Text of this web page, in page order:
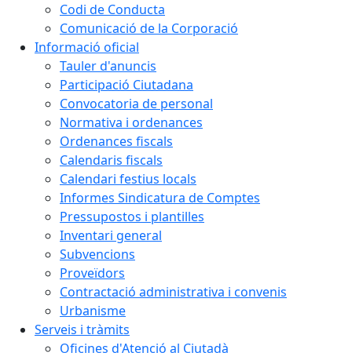
Codi de Conducta
Comunicació de la Corporació
Informació oficial
Tauler d'anuncis
Participació Ciutadana
Convocatoria de personal
Normativa i ordenances
Ordenances fiscals
Calendaris fiscals
Calendari festius locals
Informes Sindicatura de Comptes
Pressupostos i plantilles
Inventari general
Subvencions
Proveïdors
Contractació administrativa i convenis
Urbanisme
Serveis i tràmits
Oficines d'Atenció al Ciutadà